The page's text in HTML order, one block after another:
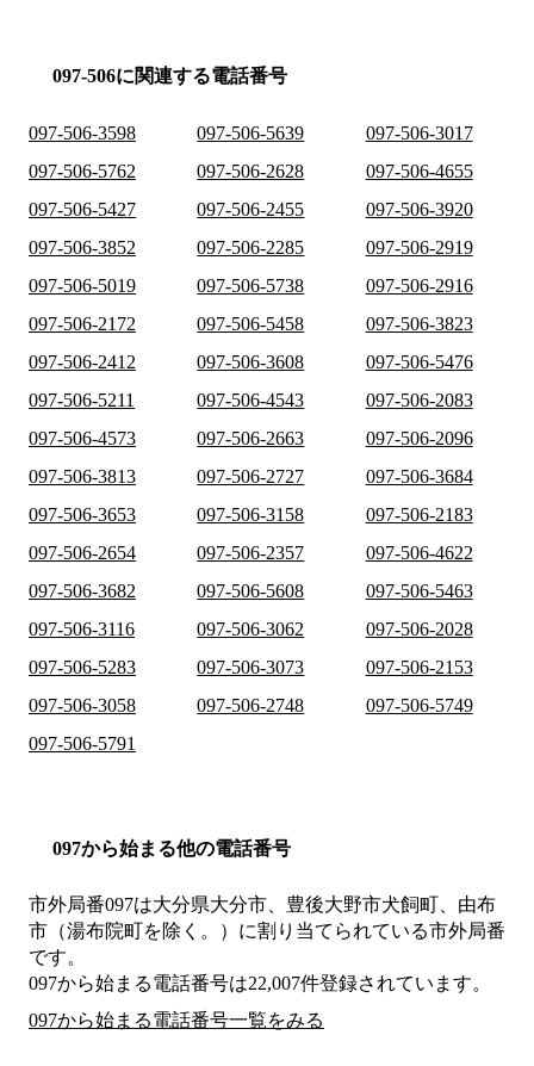
097-506に関連する電話番号
097-506-3598 097-506-5639
097-506-3017
097-506-5762
097-506-2628
097-506-4655
097-506-5427
097-506-2455
097-506-3920
097-506-3852
097-506-2285
097-506-2919
097-506-5019
097-506-5738
097-506-2916
097-506-2172
097-506-5458
097-506-3823
097-506-2412
097-506-3608
097-506-5476
097-506-5211
097-506-4543
097-506-2083
097-506-4573
097-506-2663
097-506-2096
097-506-3813
097-506-2727
097-506-3684
097-506-3653
097-506-3158
097-506-2183
097-506-2654
097-506-2357
097-506-4622
097-506-3682
097-506-5608
097-506-5463
097-506-3116
097-506-3062
097-506-2028
097-506-5283
097-506-3073
097-506-2153
097-506-3058
097-506-2748
097-506-5749
097-506-5791
097から始まる他の電話番号
市外局番097は大分県大分市、豊後大野市犬飼町、由布
市（湯布院町を除く。） に割り当てられている市外局番
です。
097から始まる電話番号は22,007件登録されています。
097から始まる電話番号一覧をみる